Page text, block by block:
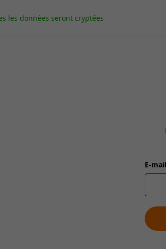
les données seront cryptées
E-